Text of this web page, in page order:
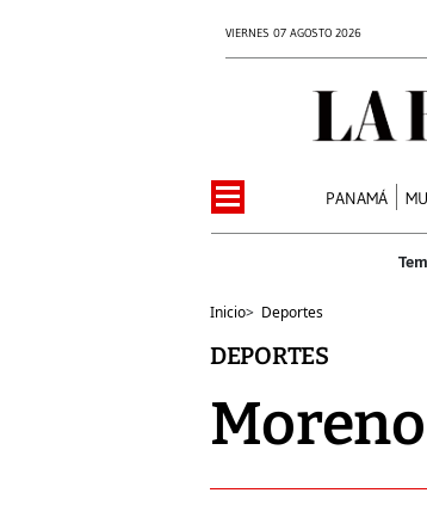
VIERNES 07 AGOSTO 2026
PANAMÁ
Inicio> Deportes
DEPORTES